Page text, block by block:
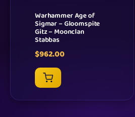
Warhammer Age of
Sigmar – Gloomspite
Gitz – Moonclan
Stabbas
$962.00